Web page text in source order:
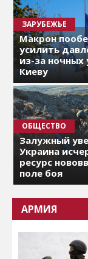
ЗАРУБЕЖЬЕ
Макрон
усилить
из-за ночных
Киеву
ОБЩЕСТВО
Залужный
Украина
ресурс
поле боя
АРМИЯ